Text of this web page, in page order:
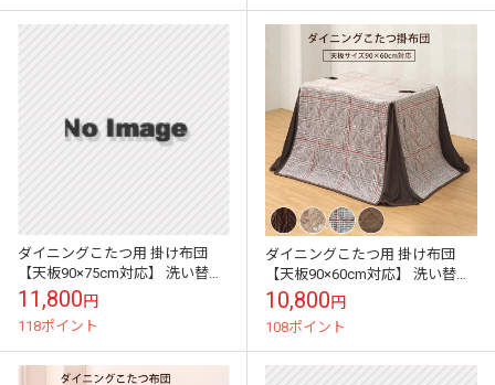
ダイニングこたつ用 掛け布団
【天板90×75cm対応】 洗い替え
布団単品 布団のみ ハイこたつ用
ハイタイプ用 コタツ布団 ...
11,800円
118ポイント
ダイニングこたつ用 掛け布団
【天板90×60cm対応】 洗い替え
布団単品 布団のみ 高脚コタツ用
ハイタイプ ハイこたつ コ...
10,800円
108ポイント